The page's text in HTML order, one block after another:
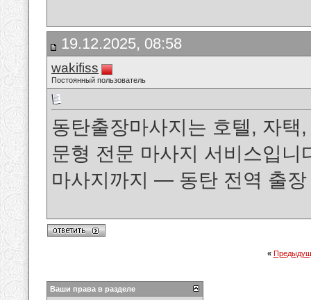
19.12.2025, 08:58
wakifiss
Постоянный пользователь
동탄출장마사지는 호텔, 자
문형 전문 마사지 서비스입
마사지까지 — 동탄 전역 출
«
Ваши права в разделе